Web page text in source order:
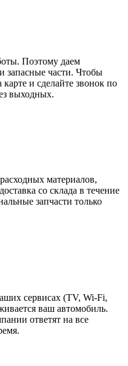
Поэтому даем
запасные части. Чтобы
карте и сделайте звонок по
выходных.
материалов,
со склада в течение
запчасти только
сервисах (TV, Wi-Fi,
ваш автомобиль.
ответят на все